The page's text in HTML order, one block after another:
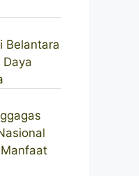
Belantara